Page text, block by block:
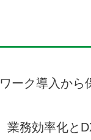
ーク導入から
務効率化と